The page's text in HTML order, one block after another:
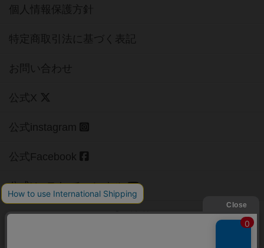
個人情報保護方針
特定商取引法に基づく表記
お問い合わせ
公式X
公式instagram
公式Facebook
公式YouTubeチャンネル
Copyright (c)